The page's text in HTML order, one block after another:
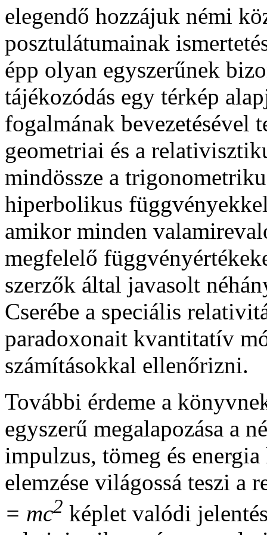
elegendő hozzájuk némi
posztulátumainak
épp olyan egyszerűnek
tájékozódás egy térkép
fogalmának bevezetésével
geometriai és a
mindössze a
hiperbolikus
amikor minden
megfelelő
szerzők által javasolt
Cserébe a speciális
paradoxonait kvantitatív
számításokkal ellenőrizni.
További érdeme a
egyszerű megalapozása a
impulzus, tömeg és
elemzése világossá teszi
= mc2 képlet valódi